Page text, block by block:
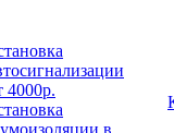
4000р.
в